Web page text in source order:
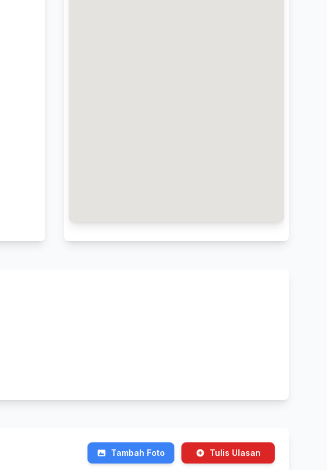
Tambah Foto Tulis Ulasan